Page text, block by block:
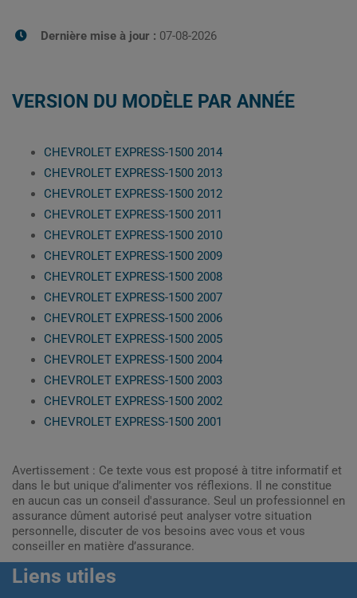
Dernière mise à jour : 07-08-2026
VERSION DU MODÈLE PAR ANNÉE
CHEVROLET EXPRESS-1500 2014
CHEVROLET EXPRESS-1500 2013
CHEVROLET EXPRESS-1500 2012
CHEVROLET EXPRESS-1500 2011
CHEVROLET EXPRESS-1500 2010
CHEVROLET EXPRESS-1500 2009
CHEVROLET EXPRESS-1500 2008
CHEVROLET EXPRESS-1500 2007
CHEVROLET EXPRESS-1500 2006
CHEVROLET EXPRESS-1500 2005
CHEVROLET EXPRESS-1500 2004
CHEVROLET EXPRESS-1500 2003
CHEVROLET EXPRESS-1500 2002
CHEVROLET EXPRESS-1500 2001
Avertissement : Ce texte vous est proposé à titre informatif et
dans le but unique d’alimenter vos réflexions. Il ne constitue
en aucun cas un conseil d'assurance. Seul un professionnel en
assurance dûment autorisé peut analyser votre situation
personnelle, discuter de vos besoins avec vous et vous
conseiller en matière d’assurance.
Liens utiles